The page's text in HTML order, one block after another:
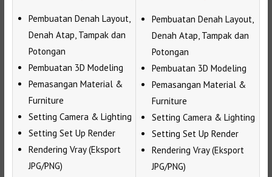
Pembuatan Denah Layout,
Denah Atap, Tampak dan
Potongan
Pembuatan 3D Modeling
Pemasangan Material &
Furniture
Setting Camera & Lighting
Setting Set Up Render
Rendering Vray (Eksport
JPG/PNG)
Pembuatan Denah Layout,
Denah Atap, Tampak dan
Potongan
Pembuatan 3D Modeling
Pemasangan Material &
Furniture
Setting Camera & Lighting
Setting Set Up Render
Rendering Vray (Eksport
JPG/PNG)